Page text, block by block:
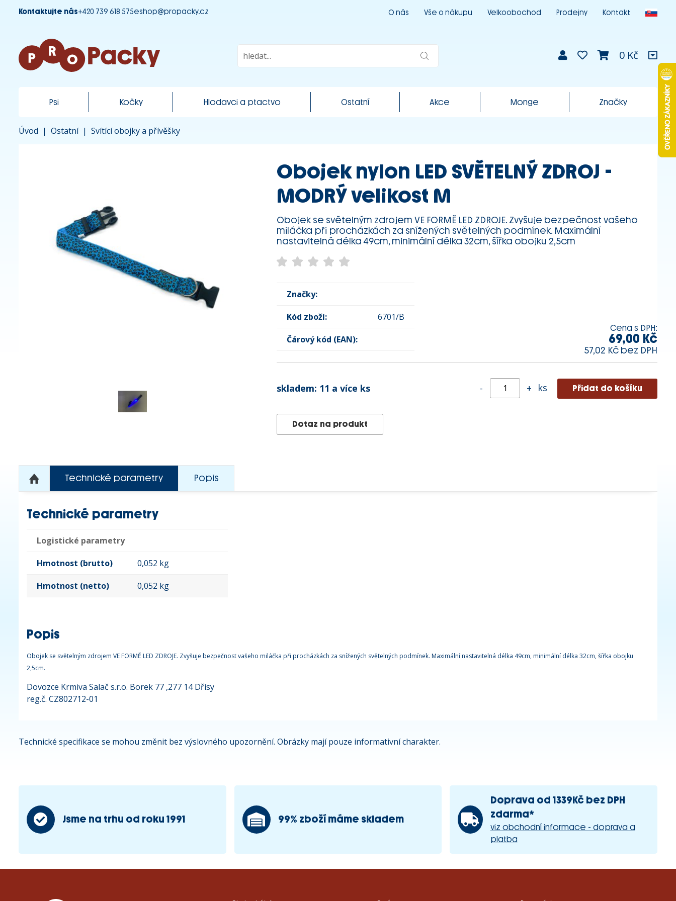
Kontaktujte nás+420 739 618 575eshop@propacky.cz O nás Vše o nákupu Velkoobochod Prodejny Kontakt
0 Kč
Psi Kočky Hlodavci a ptactvo Ostatní Akce Monge Značky
Úvod | Ostatní | Svítící obojky a přívěšky
Obojek nylon LED SVĚTELNÝ ZDROJ -
MODRÝ velikost M
Obojek se světelným zdrojem VE FORMĚ LED ZDROJE. Zvyšuje bezpečnost vašeho
miláčka při procházkách za snížených světelných podmínek. Maximální
nastavitelná délka 49cm, minimální délka 32cm, šířka obojku 2,5cm
Značky:
Kód zboží: 6701/B
Čárový kód (EAN):
Cena s DPH:
69,00 Kč
57,02 Kč bez DPH
skladem: 11 a více ks - + ks
Dotaz na produkt
Technické parametry Popis
Technické parametry
Logistické parametry
Hmotnost (brutto) 0,052 kg
Hmotnost (netto) 0,052 kg
Popis
Obojek se světelným zdrojem VE FORMĚ LED ZDROJE. Zvyšuje bezpečnost vašeho miláčka při procházkách za snížených světelných podmínek. Maximální nastavitelná délka 49cm, minimální délka 32cm, šířka obojku
2,5cm.
Dovozce Krmiva Salač s.r.o. Borek 77 ,277 14 Dřísy
reg.č. CZ802712-01
Technické specifikace se mohou změnit bez výslovného upozornění. Obrázky mají pouze informativní charakter.
Jsme na trhu od roku 1991 99% zboží máme skladem
Doprava od 1339Kč bez DPH
zdarma*
viz obchodní informace - doprava a
platba